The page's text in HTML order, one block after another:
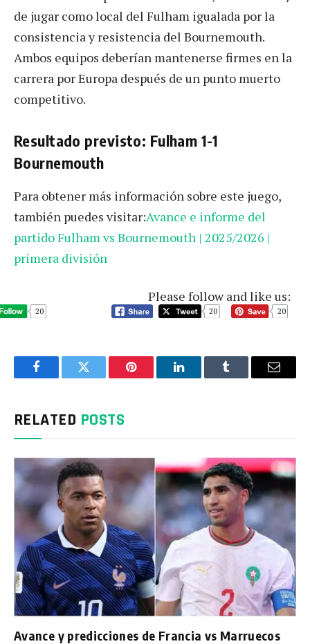
de jugar como local del Fulham igualada por la
consistencia y resistencia del Bournemouth.
Ambos equipos deberían mantenerse firmes en la
carrera por Europa después de un punto muerto
competitivo.
Resultado previsto: Fulham 1-1
Bournemouth
Para obtener más información sobre este juego,
también puedes visitar:Avance e informe del
partido Fulham vs Bournemouth | 2025/2026 |
primera división
Please follow and like us:
20 20 20
FacebookTwitter Pinterest LinkedInTumblr Email
RELATED POSTS
Avance y predicciones de Francia vs Marruecos